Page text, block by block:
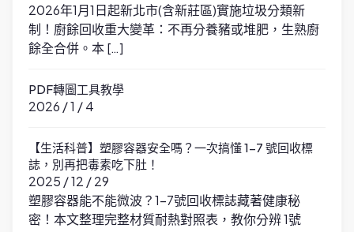
2026年1月1日起新北市(含新莊區)實施垃圾分類新
制！廚餘回收重大變革：不再分養豬或堆肥，生熟廚
餘全合併。本 […]
PDF轉圖工具教學
2026 / 1 / 4
【生活科普】塑膠容器安全嗎？一次搞懂 1-7 號回收標
誌，別再把毒素吃下肚！
2025 / 12 / 29
塑膠容器能不能微波？1-7號回收標誌藏著健康秘
密！本文整理完整材質耐熱對照表，教你分辨 1號